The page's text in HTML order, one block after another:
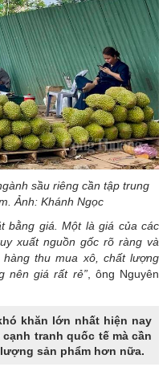
sầu riêng cần tập trung
Ảnh: Khánh Ngọc
bằng giá. Một là giá của các
xuất nguồn gốc rõ ràng và
thu mua xô, chất lượng
nên giá rất rẻ”, ông Nguyên
khăn lớn nhất hiện nay
tranh quốc tế mà cần
sản phẩm hơn nữa.